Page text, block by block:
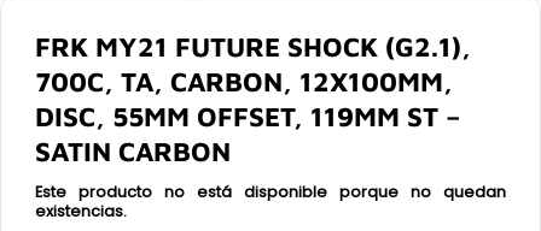
FRK MY21 FUTURE SHOCK (G2.1),
700C, TA, CARBON, 12X100MM,
DISC, 55MM OFFSET, 119MM ST –
SATIN CARBON
Este producto no está disponible porque no quedan
existencias.